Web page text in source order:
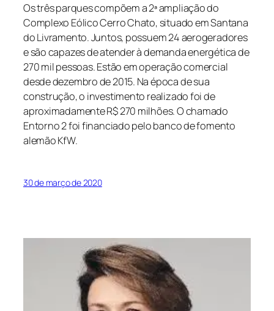
Os três parques compõem a 2ª ampliação do
Complexo Eólico Cerro Chato, situado em Santana
do Livramento. Juntos, possuem 24 aerogeradores
e são capazes de atender à demanda energética de
270 mil pessoas. Estão em operação comercial
desde dezembro de 2015. Na época de sua
construção, o investimento realizado foi de
aproximadamente R$ 270 milhões. O chamado
Entorno 2 foi financiado pelo banco de fomento
alemão KfW.
30 de março de 2020